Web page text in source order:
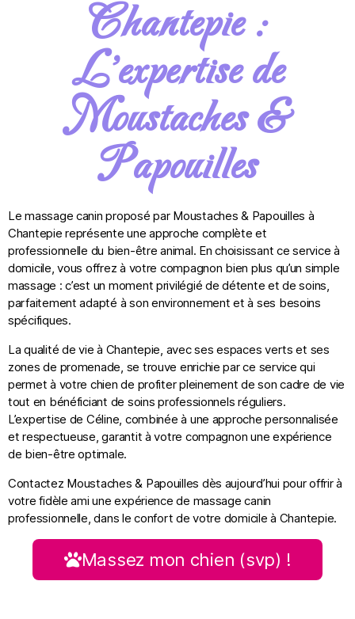
Chantepie :
L'expertise de
Moustaches &
Papouilles
Le massage canin proposé par Moustaches & Papouilles à
Chantepie représente une approche complète et
professionnelle du bien-être animal. En choisissant ce service à
domicile, vous offrez à votre compagnon bien plus qu’un simple
massage : c’est un moment privilégié de détente et de soins,
parfaitement adapté à son environnement et à ses besoins
spécifiques.
La qualité de vie à Chantepie, avec ses espaces verts et ses
zones de promenade, se trouve enrichie par ce service qui
permet à votre chien de profiter pleinement de son cadre de vie
tout en bénéficiant de soins professionnels réguliers.
L’expertise de Céline, combinée à une approche personnalisée
et respectueuse, garantit à votre compagnon une expérience
de bien-être optimale.
Contactez Moustaches & Papouilles dès aujourd’hui pour offrir à
votre fidèle ami une expérience de massage canin
professionnelle, dans le confort de votre domicile à Chantepie.
Massez mon chien (svp) !